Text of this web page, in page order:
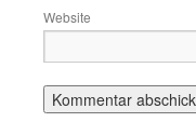
Website